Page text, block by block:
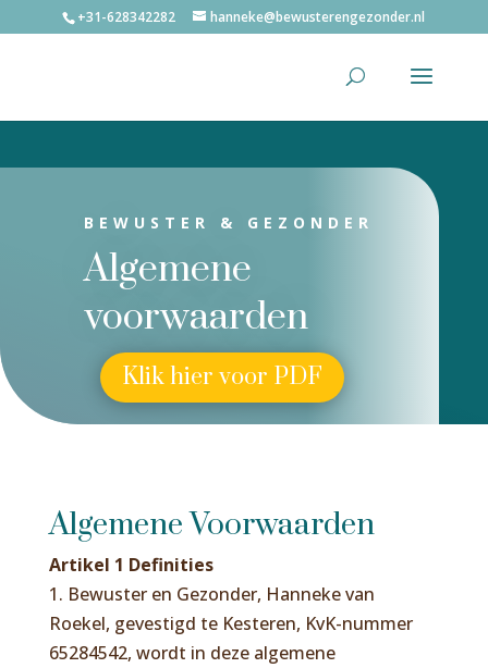
+31-628342282 hanneke@bewusterengezonder.nl
BEWUSTER & GEZONDER
Algemene
voorwaarden
Klik hier voor PDF
Algemene Voorwaarden
Artikel 1 Definities
1. Bewuster en Gezonder, Hanneke van
Roekel, gevestigd te Kesteren, KvK-nummer
65284542, wordt in deze algemene